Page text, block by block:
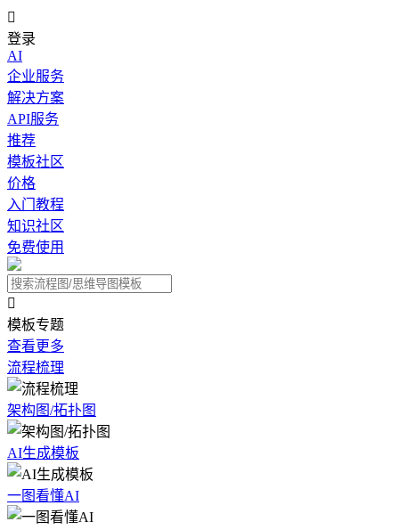

登录
AI
企业服务
解决方案
API服务
推荐
模板社区
价格
入门教程
知识社区
免费使用

模板专题
查看更多
流程梳理
架构图/拓扑图
AI生成模板
一图看懂AI